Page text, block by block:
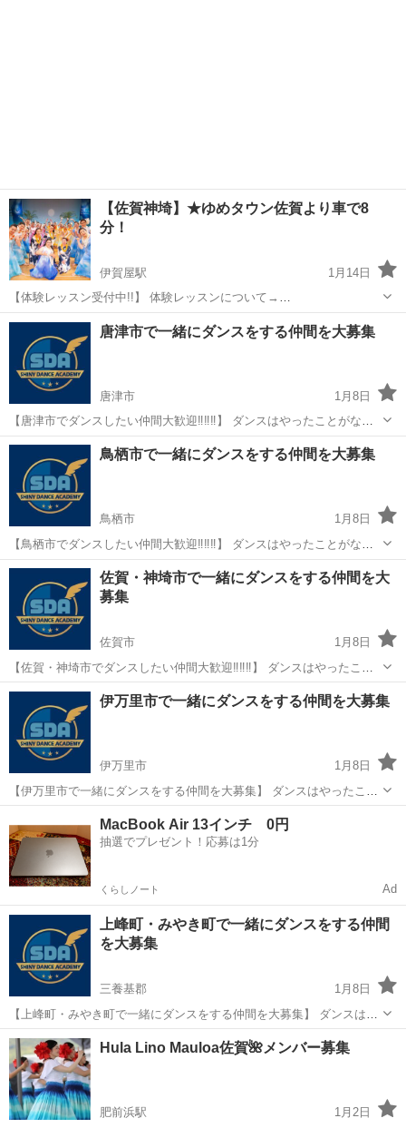
【佐賀神埼】★ゆめタウン佐賀より車で8
分！
伊賀屋駅
1月14日
【体験レッスン受付中!!】 体験レッスンについて→
https://www.hulamahina.com/about-1 🟣神埼教室 場所：ゆめタウン
佐賀より車で8分🚗✨ 初めての方も、再出発・ブランク...
佐賀 神埼市 伊賀屋駅 フラダンス フラ
唐津市で一緒にダンスをする仲間を大募集
唐津市
1月8日
【唐津市でダンスしたい仲間大歓迎‼‼‼】 ダンスはやったことがない
方も基礎からゆっくりと進めていくので、初心者の方やダンススタジ
オに抵抗があるという方におススメです☆ 【唐津校 概要】 ■月曜クラ
ス...
佐賀 唐津市 ダンス 幼児
鳥栖市で一緒にダンスをする仲間を大募集
鳥栖市
1月8日
【鳥栖市でダンスしたい仲間大歓迎‼‼‼】 ダンスはやったことがない
方も基礎からゆっくりと進めていくので、初心者の方やダンススタジ
オに抵抗があるという方におススメです☆ 是非この機会にダンス始め
てみませんか...
佐賀 鳥栖市 ヒップホップ 幼児
佐賀・神埼市で一緒にダンスをする仲間を大
募集
佐賀市
1月8日
【佐賀・神埼市でダンスしたい仲間大歓迎‼‼‼】 ダンスはやったこと
がない方も基礎からゆっくりと進めていくので、初心者の方やダンス
スタジオに抵抗があるという方におススメです☆ 【佐賀・神埼校 概
要】 ...
佐賀 佐賀市 ダンス 仲間
伊万里市で一緒にダンスをする仲間を大募集
伊万里市
1月8日
【伊万里市で一緒にダンスをする仲間を大募集】 ダンスはやったこと
がない方も基礎からゆっくりと進めていくので、初心者の方やダンス
スタジオに抵抗があるという方におススメです☆ 【伊万里校 概要】 ■
曜日 毎週...
MacBook Air 13インチ 0円
抽選でプレゼント！応募は1分
くらしノート Ad
上峰町・みやき町で一緒にダンスをする仲間
を大募集
三養基郡
1月8日
【上峰町・みやき町で一緒にダンスをする仲間を大募集】 ダンスはや
ったことがない方も基礎からゆっくりと進めていくので、初心者の方
やダンススタジオに抵抗があるという方におススメです☆ 【上峰・み
やき校 概要】 ...
佐賀 三養基郡
Hula Lino Mauloa佐賀🌺メンバー募集
肥前浜駅 1月2日